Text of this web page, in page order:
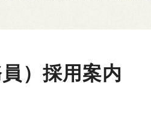
）採用案内